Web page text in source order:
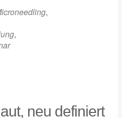
,
,
neu definiert